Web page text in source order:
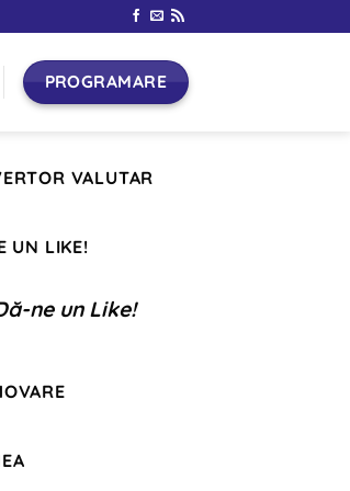
PROGRAMARE
VALUTAR
UN LIKE!
ne un Like!